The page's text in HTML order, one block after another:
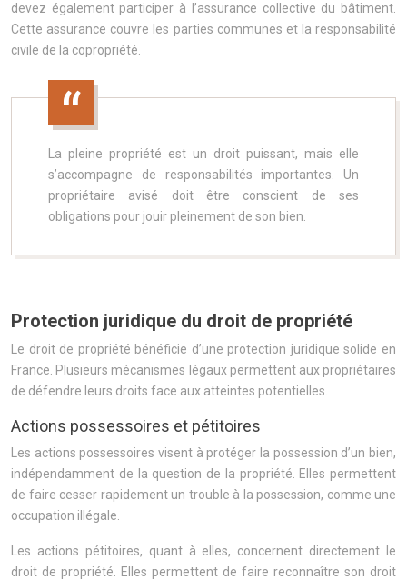
devez également participer à l’assurance collective du bâtiment.
Cette assurance couvre les parties communes et la responsabilité
civile de la copropriété.
La pleine propriété est un droit puissant, mais elle
s’accompagne de responsabilités importantes. Un
propriétaire avisé doit être conscient de ses
obligations pour jouir pleinement de son bien.
Protection juridique du droit de propriété
Le droit de propriété bénéficie d’une protection juridique solide en
France. Plusieurs mécanismes légaux permettent aux propriétaires
de défendre leurs droits face aux atteintes potentielles.
Actions possessoires et pétitoires
Les actions possessoires visent à protéger la possession d’un bien,
indépendamment de la question de la propriété. Elles permettent
de faire cesser rapidement un trouble à la possession, comme une
occupation illégale.
Les actions pétitoires, quant à elles, concernent directement le
droit de propriété. Elles permettent de faire reconnaître son droit